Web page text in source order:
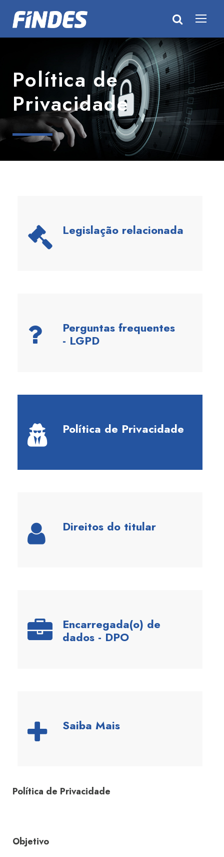
Política de
Privacidade
Legislação relacionada
Perguntas frequentes
- LGPD​
Política de Privacidade​
Direitos do titular​
Encarregada(o) de
dados - DPO
Saiba Mais
Política de Privacidade
Objetivo